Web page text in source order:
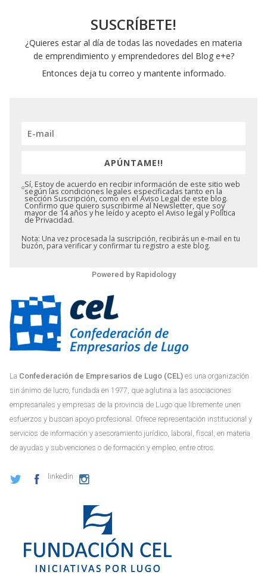
SUSCRÍBETE!
¿Quieres estar al día de todas las novedades en materia
de emprendimiento y emprendedores del Blog e+e?
Entonces deja tu correo y mantente informado.
APÚNTAME!!
Sí, Estoy de acuerdo en recibir información de este sitio web
según las condiciones legales especificadas tanto en la
sección Suscripción, como en el Aviso Legal de este blog.
Confirmo que quiero suscribirme al Newsletter, que soy
mayor de 14 años y he leído y acepto el Aviso legal y Política
de Privacidad.
Nota: Una vez procesada la suscripción, recibirás un e-mail en tu
buzón, para verificar y confirmar tu registro a este blog.
Powered by Rapidology
La Confederación de Empresarios de Lugo (CEL) es una organización
sin ánimo de lucro, fundada en 1977, que aglutina a las asociaciones
empresariales y empresas de la provincia de Lugo que libremente unen
esfuerzos y buscan apoyo profesional. Ofrece representación institucional y
servicios de información y asesoramiento jurídico, laboral, fiscal, en materia
de ayudas y subvenciones o de formación y empleo, entre otros.
linkedin